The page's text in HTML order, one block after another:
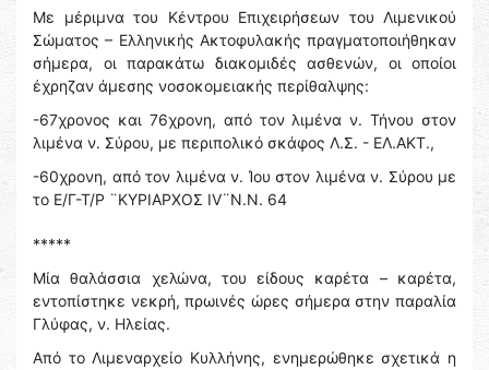
Με μέριμνα του Κέντρου Επιχειρήσεων του Λιμενικού
Σώματος – Ελληνικής Ακτοφυλακής πραγματοποιήθηκαν
σήμερα, οι παρακάτω διακομιδές ασθενών, οι οποίοι
έχρηζαν άμεσης νοσοκομειακής περίθαλψης:
-67χρονος και 76χρονη, από τον λιμένα ν. Τήνου στον
λιμένα ν. Σύρου, με περιπολικό σκάφος Λ.Σ. - ΕΛ.ΑΚΤ.,
-60χρονη, από τον λιμένα ν. Ίου στον λιμένα ν. Σύρου με
το Ε/Γ-Τ/Ρ ¨ΚΥΡΙΑΡΧΟΣ IV¨N.N. 64
*****
Μία θαλάσσια χελώνα, του είδους καρέτα – καρέτα,
εντοπίστηκε νεκρή, πρωινές ώρες σήμερα στην παραλία
Γλύφας, ν. Ηλείας.
Από το Λιμεναρχείο Κυλλήνης, ενημερώθηκε σχετικά η